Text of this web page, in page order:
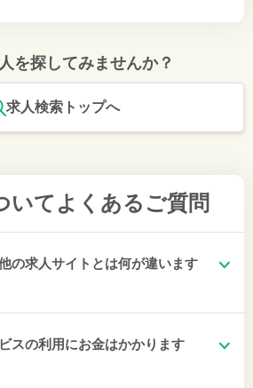
を探してみませんか？
求人検索トップへ
いて よくあるご質問
の求人サイトとは何が違います
スの利用にお金はかかります